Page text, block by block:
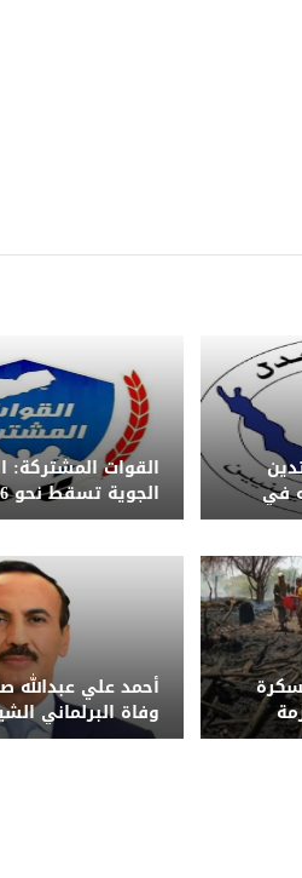
في
القوات المشتركة:
حوثية خلال هجوم
أكثر
أحمد علي عبدالله
وفاة البرلماني
مهدي الكويتي